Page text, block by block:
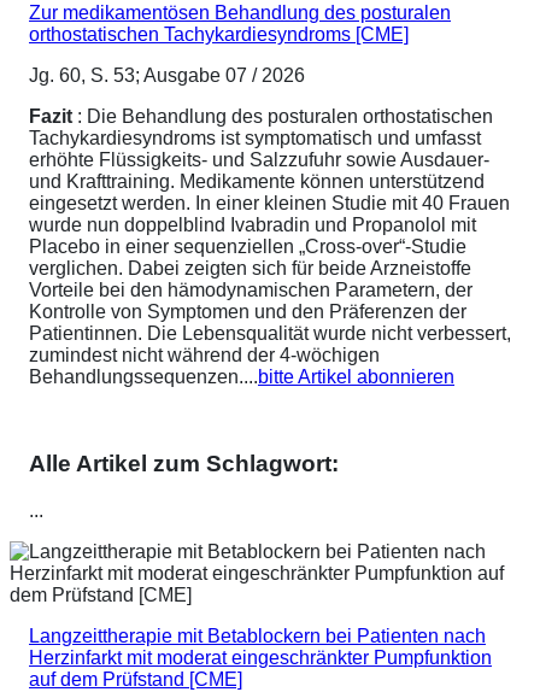
Zur medikamentösen Behandlung des posturalen
orthostatischen Tachykardiesyndroms [CME]
Jg. 60, S. 53; Ausgabe 07 / 2026
Fazit : Die Behandlung des posturalen orthostatischen
Tachykardiesyndroms ist symptomatisch und umfasst
erhöhte Flüssigkeits- und Salzzufuhr sowie Ausdauer-
und Krafttraining. Medikamente können unterstützend
eingesetzt werden. In einer kleinen Studie mit 40 Frauen
wurde nun doppelblind Ivabradin und Propanolol mit
Placebo in einer sequenziellen „Cross-over“-Studie
verglichen. Dabei zeigten sich für beide Arzneistoffe
Vorteile bei den hämodynamischen Parametern, der
Kontrolle von Symptomen und den Präferenzen der
Patientinnen. Die Lebensqualität wurde nicht verbessert,
zumindest nicht während der 4-wöchigen
Behandlungssequenzen....bitte Artikel abonnieren
Alle Artikel zum Schlagwort:
...
Langzeittherapie mit Betablockern bei Patienten nach
Herzinfarkt mit moderat eingeschränkter Pumpfunktion
auf dem Prüfstand [CME]